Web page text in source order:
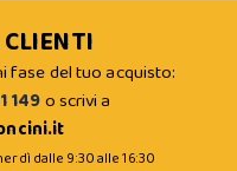
fase del tuo acquisto:
149o scrivi a
dalle 9:30 alle 16:30